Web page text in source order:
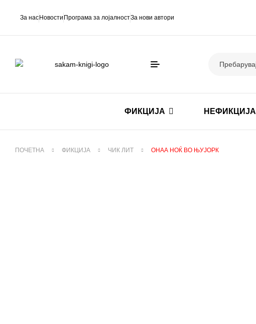
За нас Новости Програма за лојалностЗа нови автори
ФИКЦИЈА НЕФИКЦИЈА
ПОЧЕТНА ФИКЦИЈА ЧИК ЛИТ ОНАА НОЌ ВО ЊУЈОРК